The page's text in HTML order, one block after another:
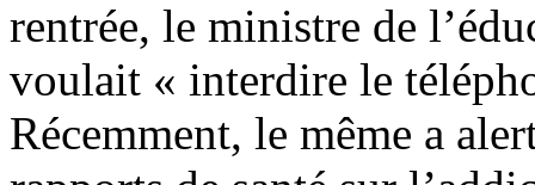
rentrée, le ministre de
voulait « interdire le
Récemment, le même a